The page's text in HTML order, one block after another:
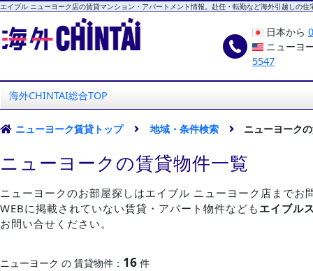
エイブル ニューヨーク店の賃貸マンション・アパートメント情報。赴任・転勤など海外引越しの住
日本から
ニューヨ
5547
海外CHINTAI総合TOP
ニューヨーク賃貸トップ 地域・条件検索 ニューヨーク
ニューヨークの賃貸物件一覧
ニューヨークのお部屋探しはエイブル ニューヨーク店までお
WEBに掲載されていない賃貸・アパート物件なども エイブル
お問い合せください。
ニューヨーク の 賃貸物件： 16 件